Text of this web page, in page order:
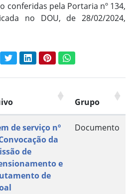
conferidas pela Portaria nº 134,
no DOU, de 28/02/2024,
conteúdo:
TwitterLinkedInPinterestWhatsApp
Grupo
de serviço nº
da
de
e
de
Documento